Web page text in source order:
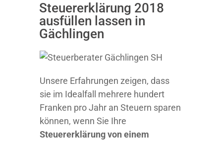
Steuererklärung 2018
ausfüllen lassen in
Gächlingen
Unsere Erfahrungen zeigen, dass
sie im Idealfall mehrere hundert
Franken pro Jahr an Steuern sparen
können, wenn Sie Ihre
Steuererklärung von einem